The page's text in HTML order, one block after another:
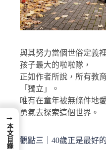
與其努力當個世俗定義
孩子最大的啦啦隊，
正如作者所說，所有教
「獨立」。
唯有在童年被無條件地
勇氣去探索這個世界。
觀點三｜40歲正是最好
→
本文目錄